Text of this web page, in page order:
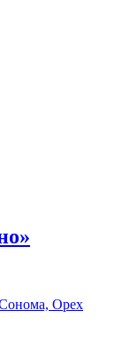
Орех